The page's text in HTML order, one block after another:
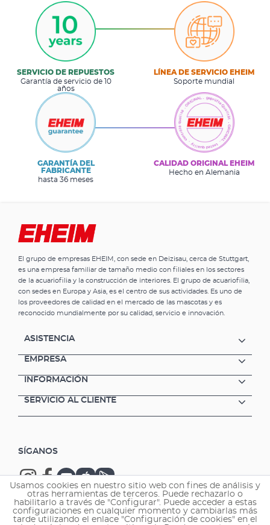
SERVICIO DE REPUESTOS
Garantía de servicio de 10
años
LÍNEA DE SERVICIO EHEIM
Soporte mundial
GARANTÍA DEL
FABRICANTE
hasta 36 meses
CALIDAD ORIGINAL EHEIM
Hecho en Alemania
El grupo de empresas EHEIM, con sede en Deizisau, cerca de Stuttgart,
es una empresa familiar de tamaño medio con filiales en los sectores
de la acuariofilia y la construcción de interiores. El grupo de acuariofilia,
con sedes en Europa y Asia, es el centro de sus actividades. Es uno de
los proveedores de calidad en el mercado de las mascotas y es
reconocido mundialmente por su calidad, servicio e innovación.
ASISTENCIA
EMPRESA
INFORMACIÓN
SERVICIO AL CLIENTE
SÍGANOS
Copyright © 2026 EHEIM GmbH & Co. KG.
Usamos cookies en nuestro sitio web con fines de análisis y
otras herramientas de terceros. Puede rechazarlo o
habilitarlo a través de "Configurar". Puede acceder a estas
configuraciones en cualquier momento y cambiarlas más
tarde utilizando el enlace "Configuración de cookies" en el